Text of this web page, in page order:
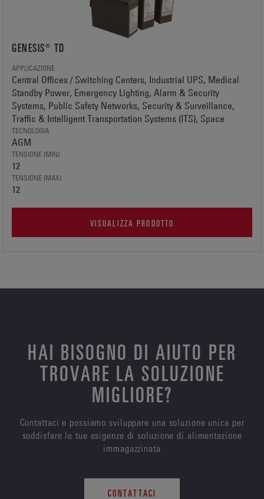
GENESIS® TD
APPLICAZIONE
Central Offices / Switching Centers, Industrial UPS, Medical
Standby Power, Emergency Lighting, Alarm & Security
Systems, Public Safety Networks, Security & Surveillance,
Traffic & Intelligent Transportation Systems (ITS), Space
TECNOLOGIA
AGM
TENSIONE (MIN)
12
TENSIONE (MAX)
12
VISUALIZZA PRODOTTO
HAI BISOGNO DI AIUTO PER
TROVARE LA SOLUZIONE
MIGLIORE?
Contattaci e possiamo sviluppare una soluzione unica per
soddisfare le tue esigenze di soluzione di alimentazione
immagazzinata
CONTATTACI